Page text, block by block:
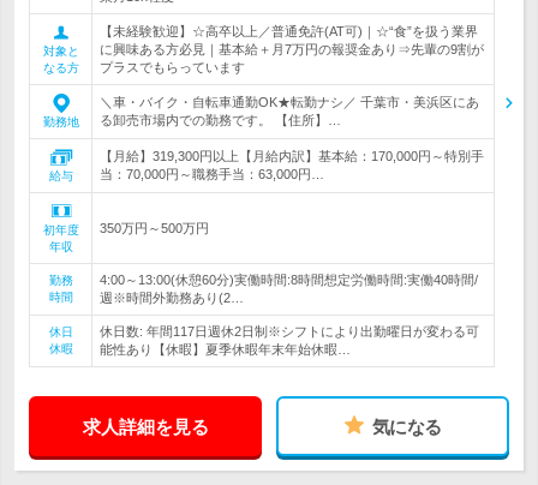
対象と
なる方
【未経験歓迎】☆高卒以上／普通免許(AT可)｜☆“食”を扱う業界
に興味ある方必見｜基本給＋月7万円の報奨金あり⇒先輩の9割が
プラスでもらっています
勤務地
＼車・バイク・自転車通勤OK★転勤ナシ／ 千葉市・美浜区にあ
る卸売市場内での勤務です。 【住所】…
給与
【月給】319,300円以上【月給内訳】基本給：170,000円～特別手
当：70,000円～職務手当：63,000円…
初年度
年収
350万円～500万円
勤務
時間
4:00～13:00(休憩60分)実働時間:8時間想定労働時間:実働40時間/
週※時間外勤務あり(2…
休日
休暇
休日数: 年間117日週休2日制※シフトにより出勤曜日が変わる可
能性あり【休暇】夏季休暇年末年始休暇…
求人詳細を見る 気になる